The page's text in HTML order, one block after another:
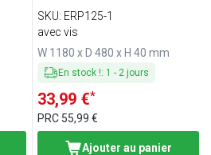
SKU: ERP125-1
avec vis
W 1180 x D 480 x H 40 mm
En stock !: 1 - 2 jours
33,99 €*
PRC 55,99 €
Ajouter au panier